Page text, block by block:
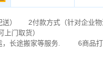
送） 2付款方式（针对企业
门取货）
长途搬家等服务. 6商品打包